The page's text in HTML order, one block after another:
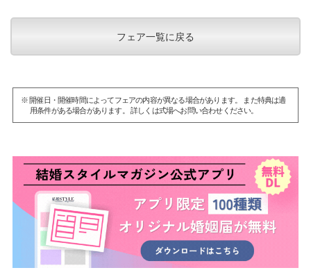
フェア一覧に戻る
※ 開催日・開催時間によってフェアの内容が異なる場合があります。 また特典は適
用条件がある場合があります。 詳しくは式場へお問い合わせください。